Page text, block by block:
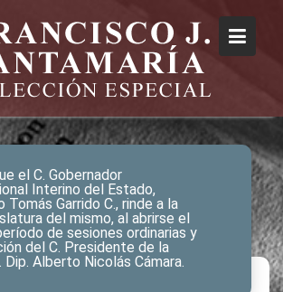
el C. Gobernador
Interino del Estado,
Tomás Garrido C., rinde a la
del mismo, al abrirse el
de sesiones ordinarias y
del C. Presidente de la
Dip. Alberto Nicolás Cámara.